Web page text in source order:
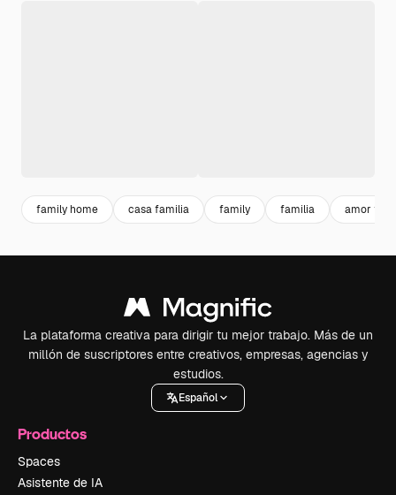
family home casa familia family familia amor
La plataforma creativa para dirigir tu mejor trabajo. Más de un
millón de suscriptores entre creativos, empresas, agencias y
estudios.
Español
Productos
Spaces
Asistente de IA